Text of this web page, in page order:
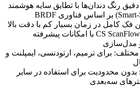
رنگ دندان‌ها با تطابق سایه هوشمند
فک کامل در زمان بسیار کم با دقت بالا
نرم‌افزار همراه: CS ScanFlow با امکانات پیشرفته
مدل‌سازی
برای ترمیم، ارتودنسی، ایمپلنت و
محدودیت برای استفاده در سایر
سه‌بعدی